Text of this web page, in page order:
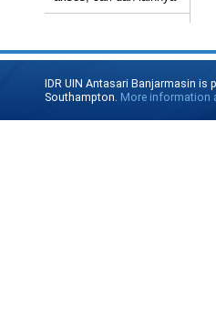
IDR UIN Antasari Banjarmasin is
Southampton. More information